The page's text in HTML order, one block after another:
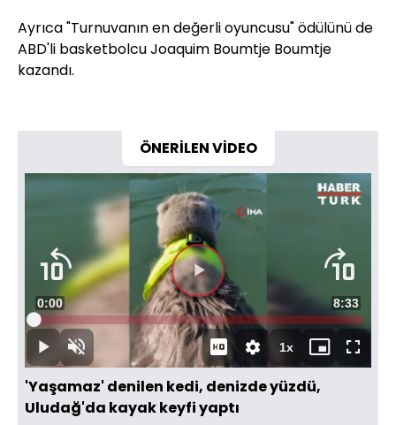
Ayrıca "Turnuvanın en değerli oyuncusu" ödülünü de
ABD'li basketbolcu Joaquim Boumtje Boumtje
kazandı.
ÖNERİLEN VİDEO
Videoyu
Oynat
OynatSesi
Aç
Süre
0:00 Toplam
Süre
8:33
Yüklendi:
1.95%
1xOynatma
Hızı
Mini
oynatıcı
Tam
Ekran
'Yaşamaz' denilen kedi, denizde yüzdü,
Uludağ'da kayak keyfi yaptı